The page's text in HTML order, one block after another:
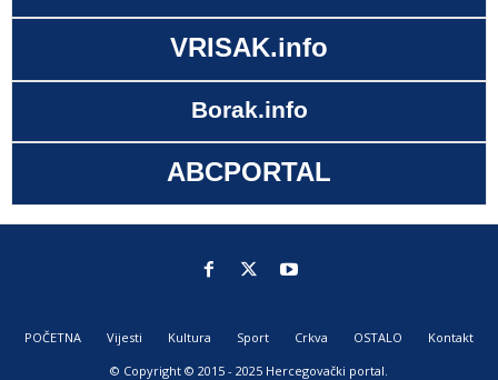
VRISAK.info
Borak.info
ABCPORTAL
POČETNA Vijesti Kultura Sport Crkva OSTALO
Kontakt
© Copyright © 2015 - 2025 Hercegovački portal.